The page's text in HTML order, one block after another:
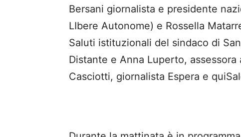
Bersani giornalista e presidente
LIbere Autonome) e Rossella
Saluti istituzionali del sindaco di
Distante e Anna Luperto,
Casciotti, giornalista Espera e